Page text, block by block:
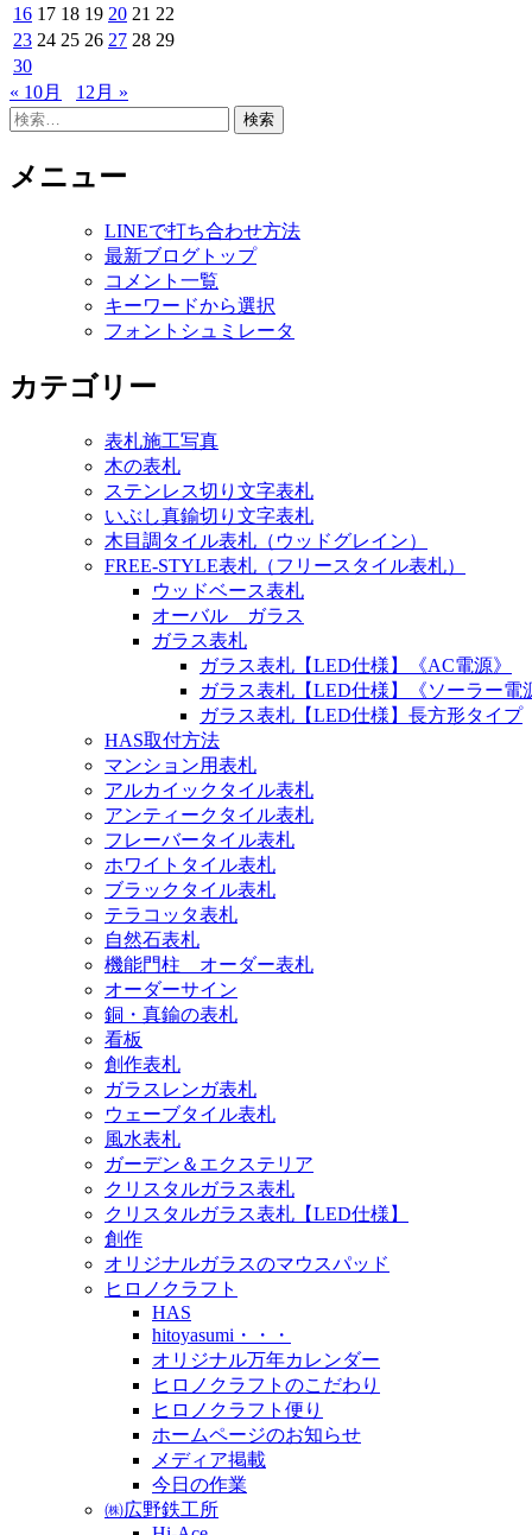
16 17 18 19 20 21 22
23 24 25 26 27 28 29
30
« 10月
12月 »
検
メニュー
LINEで打ち合わせ方法
最新ブログトップ
コメント一覧
キーワードから選択
フォントシュミレータ
カテゴリー
表札施工写真
木の表札
ステンレス切り文字表札
いぶし真鍮切り文字表札
木目調タイル表札（ウッドグレイン）
FREE-STYLE表札（フリースタイル表札）
ウッドベース表札
オーバル ガラス
ガラス表札
ガラス表札【LED仕様】《AC電源》
ガラス表札【LED仕様】《ソーラー電
ガラス表札【LED仕様】長方形タイプ
HAS取付方法
マンション用表札
アルカイックタイル表札
アンティークタイル表札
フレーバータイル表札
ホワイトタイル表札
ブラックタイル表札
テラコッタ表札
自然石表札
機能門柱 オーダー表札
オーダーサイン
銅・真鍮の表札
看板
創作表札
ガラスレンガ表札
ウェーブタイル表札
風水表札
ガーデン＆エクステリア
クリスタルガラス表札
クリスタルガラス表札【LED仕様】
創作
オリジナルガラスのマウスパッド
ヒロノクラフト
HAS
hitoyasumi・・・
オリジナル万年カレンダー
ヒロノクラフトのこだわり
ヒロノクラフト便り
ホームページのお知らせ
メディア掲載
今日の作業
㈱広野鉄工所